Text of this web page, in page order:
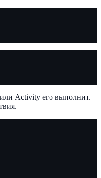
Activity его выполнит.